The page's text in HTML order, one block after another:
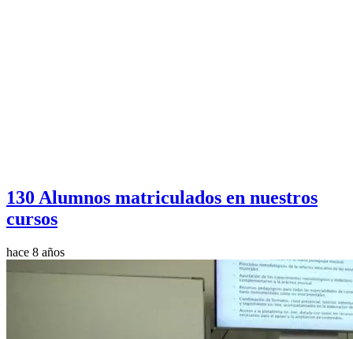
130 Alumnos matriculados en nuestros
cursos
hace 8 años